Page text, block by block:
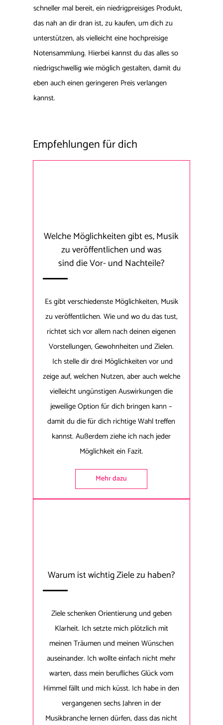
schneller mal bereit, ein niedrigpreisiges Produkt,
das nah an dir dran ist, zu kaufen, um dich zu
unterstützen, als vielleicht eine hochpreisige
Notensammlung. Hierbei kannst du das alles so
niedrigschwellig wie möglich gestalten, damit du
eben auch einen geringeren Preis verlangen
kannst.
Empfehlungen für dich
Welche Möglichkeiten gibt es, Musik
zu veröffentlichen und was
sind die Vor- und Nachteile?
Es gibt verschiedenste Möglichkeiten, Musik
zu veröffentlichen. Wie und wo du das tust,
richtet sich vor allem nach deinen eigenen
Vorstellungen, Gewohnheiten und Zielen.
Ich stelle dir drei Möglichkeiten vor und
zeige auf, welchen Nutzen, aber auch welche
vielleicht ungünstigen Auswirkungen die
jeweilige Option für dich bringen kann –
damit du die für dich richtige Wahl treffen
kannst. Außerdem ziehe ich nach jeder
Möglichkeit ein Fazit.
Mehr dazu
Warum ist wichtig Ziele zu haben?
Ziele schenken Orientierung und geben
Klarheit. Ich setzte mich plötzlich mit
meinen Träumen und meinen Wünschen
auseinander. Ich wollte einfach nicht mehr
warten, dass mein berufliches Glück vom
Himmel fällt und mich küsst. Ich habe in den
vergangenen sechs Jahren in der
Musikbranche lernen dürfen, dass das nicht